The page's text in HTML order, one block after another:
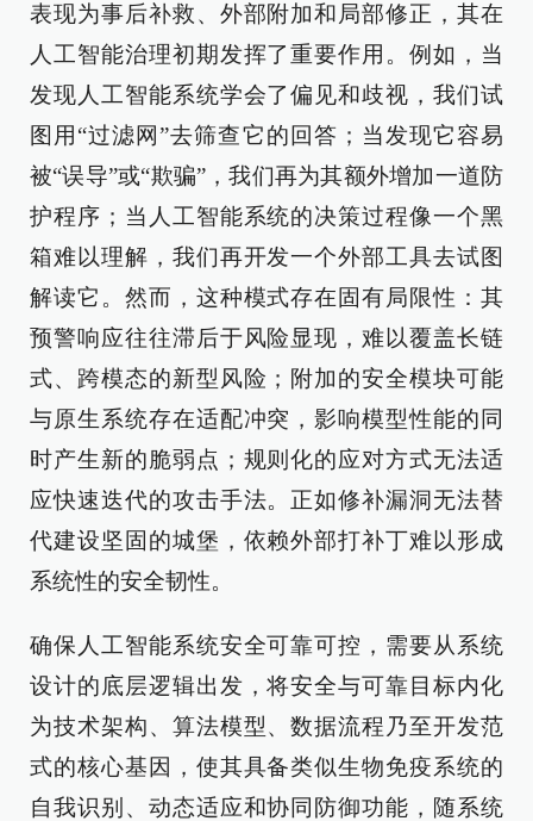
表现为事后补救、外部附加和局部修正，其在
人工智能治理初期发挥了重要作用。例如，当
发现人工智能系统学会了偏见和歧视，我们试
图用“过滤网”去筛查它的回答；当发现它容易
被“误导”或“欺骗”，我们再为其额外增加一道防
护程序；当人工智能系统的决策过程像一个黑
箱难以理解，我们再开发一个外部工具去试图
解读它。然而，这种模式存在固有局限性：其
预警响应往往滞后于风险显现，难以覆盖长链
式、跨模态的新型风险；附加的安全模块可能
与原生系统存在适配冲突，影响模型性能的同
时产生新的脆弱点；规则化的应对方式无法适
应快速迭代的攻击手法。正如修补漏洞无法替
代建设坚固的城堡，依赖外部打补丁难以形成
系统性的安全韧性。
确保人工智能系统安全可靠可控，需要从系统
设计的底层逻辑出发，将安全与可靠目标内化
为技术架构、算法模型、数据流程乃至开发范
式的核心基因，使其具备类似生物免疫系统的
自我识别、动态适应和协同防御功能，随系统